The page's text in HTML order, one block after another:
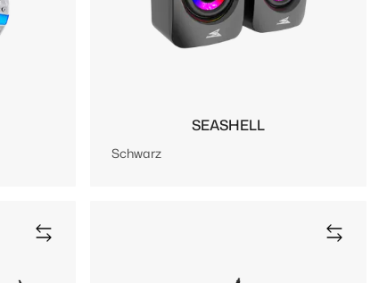
SEASHELL
Schwarz